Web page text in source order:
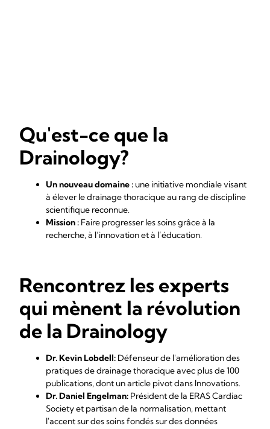
Qu'est-ce que la
Drainology?
Un nouveau domaine : une initiative mondiale visant
à élever le drainage thoracique au rang de discipline
scientifique reconnue.
Mission : Faire progresser les soins grâce à la
recherche, à l’innovation et à l’éducation.
Rencontrez les experts
qui mènent la révolution
de la Drainology
Dr. Kevin Lobdell: Défenseur de l'amélioration des
pratiques de drainage thoracique avec plus de 100
publications, dont un article pivot dans Innovations.
Dr. Daniel Engelman: Président de la ERAS Cardiac
Societyet partisan de la normalisation, mettant
l'accent sur des soins fondés sur des données